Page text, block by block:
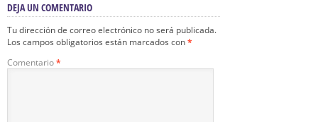
DEJA UN COMENTARIO
Tu dirección de correo electrónico no será publicada.
Los campos obligatorios están marcados con*
Comentario*